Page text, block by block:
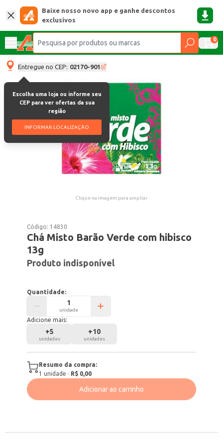
Baixe nosso novo app e ganhe descontos
exclusivos
0
Entregue no CEP: 02170-901
Escolha uma loja ou informe seu
CEP para ver ofertas da sua
região
INFORMAR LOCALIZAÇÃO
Clique na imagem para ampliar.
Código: 14830
Chá Misto Barão Verde com hibisco
13g
Produto indisponível
Quantidade:
unidade
Adicione mais:
+5
unidades
+10
unidades
Resumo da compra:
1 unidade · R$ 0,00
Adicionar ao carrinho